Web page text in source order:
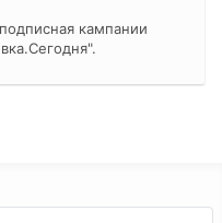
кампании